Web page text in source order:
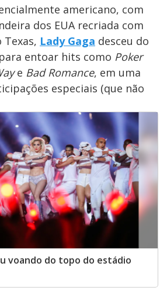
americano, com
dos EUA recriada com
Texas, Lady Gaga desceu do
entoar hits como Poker
e Bad Romance, em uma
especiais (que não
voando do topo do estádio